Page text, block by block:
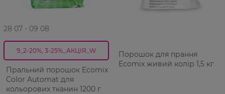
28 07 - 09 08
9_2-20%, 3-25%_АКЦІЯ_W
Пральний порошок Ecomix
Color Automat для
кольорових тканин 1200 г
Порошок для прання
Ecomix живий колір 1,5 кг